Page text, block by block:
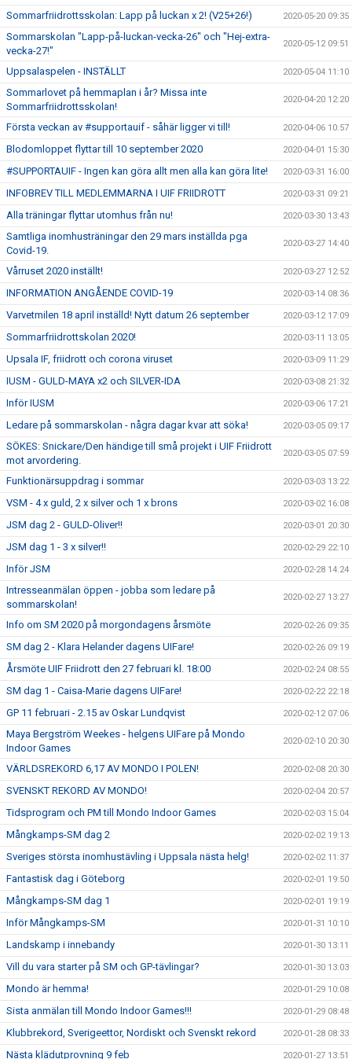
Sommarfriidrottsskolan: Lapp på luckan x 2! (V25+26!) 2020-05-20 09:35
Sommarskolan "Lapp-på-luckan-vecka-26" och "Hej-extra-
vecka-27!"
2020-05-12 09:51
Uppsalaspelen - INSTÄLLT 2020-05-04 11:10
Sommarlovet på hemmaplan i år? Missa inte
Sommarfriidrottsskolan!
2020-04-20 12:20
Första veckan av #supportauif - såhär ligger vi till! 2020-04-06 10:57
Blodomloppet flyttar till 10 september 2020 2020-04-01 15:30
#SUPPORTAUIF - Ingen kan göra allt men alla kan göra lite! 2020-03-31 16:00
INFOBREV TILL MEDLEMMARNA I UIF FRIIDROTT 2020-03-31 09:21
Alla träningar flyttar utomhus från nu! 2020-03-30 13:43
Samtliga inomhusträningar den 29 mars inställda pga
Covid-19.
2020-03-27 14:40
Vårruset 2020 inställt! 2020-03-27 12:52
INFORMATION ANGÅENDE COVID-19 2020-03-14 08:36
Varvetmilen 18 april inställd! Nytt datum 26 september 2020-03-12 17:09
Sommarfriidrottskolan 2020! 2020-03-11 13:05
Upsala IF, friidrott och corona viruset 2020-03-09 11:29
IUSM - GULD-MAYA x2 och SILVER-IDA 2020-03-08 21:32
Inför IUSM 2020-03-06 17:21
Ledare på sommarskolan - några dagar kvar att söka! 2020-03-05 09:17
SÖKES: Snickare/Den händige till små projekt i UIF Friidrott
mot arvordering.
2020-03-05 07:59
Funktionärsuppdrag i sommar 2020-03-03 13:22
VSM - 4 x guld, 2 x silver och 1 x brons 2020-03-02 16:08
JSM dag 2 - GULD-Oliver!! 2020-03-01 20:30
JSM dag 1 - 3 x silver!! 2020-02-29 22:10
Inför JSM 2020-02-28 14:24
Intresseanmälan öppen - jobba som ledare på
sommarskolan!
2020-02-27 13:27
Info om SM 2020 på morgondagens årsmöte 2020-02-26 09:35
SM dag 2 - Klara Helander dagens UIFare! 2020-02-26 09:19
Årsmöte UIF Friidrott den 27 februari kl. 18:00 2020-02-24 08:55
SM dag 1 - Caisa-Marie dagens UIFare! 2020-02-22 22:18
GP 11 februari - 2.15 av Oskar Lundqvist 2020-02-12 07:06
Maya Bergström Weekes - helgens UIFare på Mondo
Indoor Games
2020-02-10 20:30
VÄRLDSREKORD 6,17 AV MONDO I POLEN! 2020-02-08 20:30
SVENSKT REKORD AV MONDO! 2020-02-04 20:57
Tidsprogram och PM till Mondo Indoor Games 2020-02-03 15:04
Mångkamps-SM dag 2 2020-02-02 19:13
Sveriges största inomhustävling i Uppsala nästa helg! 2020-02-02 11:37
Fantastisk dag i Göteborg 2020-02-01 19:50
Mångkamps-SM dag 1 2020-02-01 19:19
Inför Mångkamps-SM 2020-01-31 10:10
Landskamp i innebandy 2020-01-30 13:11
Vill du vara starter på SM och GP-tävlingar? 2020-01-30 13:03
Mondo är hemma! 2020-01-29 10:08
Sista anmälan till Mondo Indoor Games!!! 2020-01-29 08:48
Klubbrekord, Sverigeettor, Nordiskt och Svenskt rekord 2020-01-28 08:33
Nästa klädutprovning 9 feb 2020-01-27 13:51